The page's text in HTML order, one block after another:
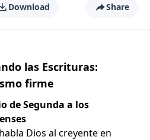
Download Share
las Escrituras:
firme
de Segunda a los
Dios al creyente en